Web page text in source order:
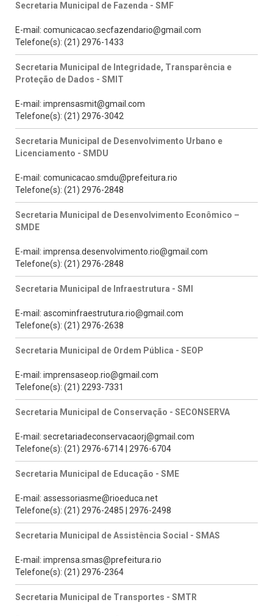
Secretaria Municipal de Fazenda - SMF
E-mail: comunicacao.secfazendario@gmail.com
Telefone(s): (21) 2976-1433
Secretaria Municipal de Integridade, Transparência e
Proteção de Dados - SMIT
E-mail: imprensasmit@gmail.com
Telefone(s): (21) 2976-3042
Secretaria Municipal de Desenvolvimento Urbano e
Licenciamento - SMDU
E-mail: comunicacao.smdu@prefeitura.rio
Telefone(s): (21) 2976-2848
Secretaria Municipal de Desenvolvimento Econômico –
SMDE
E-mail: imprensa.desenvolvimento.rio@gmail.com
Telefone(s): (21) 2976-2848
Secretaria Municipal de Infraestrutura - SMI
E-mail: ascominfraestrutura.rio@gmail.com
Telefone(s): (21) 2976-2638
Secretaria Municipal de Ordem Pública - SEOP
E-mail: imprensaseop.rio@gmail.com
Telefone(s): (21) 2293-7331
Secretaria Municipal de Conservação - SECONSERVA
E-mail: secretariadeconservacaorj@gmail.com
Telefone(s): (21) 2976-6714 | 2976-6704
Secretaria Municipal de Educação - SME
E-mail: assessoriasme@rioeduca.net
Telefone(s): (21) 2976-2485 | 2976-2498
Secretaria Municipal de Assistência Social - SMAS
E-mail: imprensa.smas@prefeitura.rio
Telefone(s): (21) 2976-2364
Secretaria Municipal de Transportes - SMTR